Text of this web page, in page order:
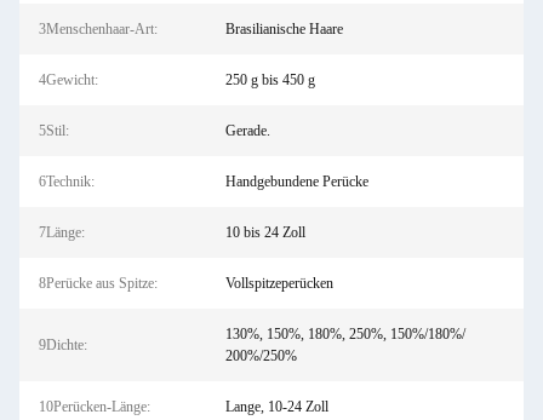
3Menschenhaar-Art: Brasilianische Haare
4Gewicht: 250 g bis 450 g
5Stil: Gerade.
6Technik: Handgebundene Perücke
7Länge: 10 bis 24 Zoll
8Perücke aus Spitze: Vollspitzeperücken
9Dichte:
130%, 150%, 180%, 250%, 150%/180%/
200%/250%
10Perücken-Länge: Lange, 10-24 Zoll